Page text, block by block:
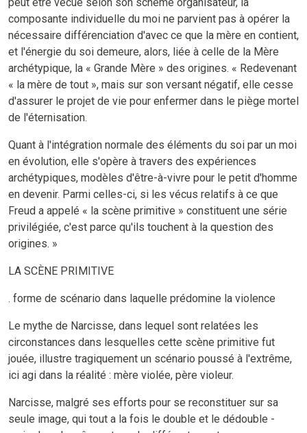
composante individuelle du moi ne parvient pas à opérer la
nécessaire différenciation d'avec ce que la mère en contient,
et l'énergie du soi demeure, alors, liée à celle de la Mère
archétypique, la « Grande Mère » des origines. « Redevenant
« la mère de tout », mais sur son versant négatif, elle cesse
d'assurer le projet de vie pour enfermer dans le piège mortel
de l'éternisation.
Quant à l'intégration normale des éléments du soi par un moi
en évolution, elle s'opère à travers des expériences
archétypiques, modèles d'être-à-vivre pour le petit d'homme
en devenir. Parmi celles-ci, si les vécus relatifs à ce que
Freud a appelé « la scène primitive » constituent une série
privilégiée, c'est parce qu'ils touchent à la question des
origines. »
LA SCÈNE PRIMITIVE
. forme de scénario dans laquelle prédomine la violence
Le mythe de Narcisse, dans lequel sont relatées les
circonstances dans lesquelles cette scène primitive fut
jouée, illustre tragiquement un scénario poussé à l'extrême,
ici agi dans la réalité : mère violée, père violeur.
Narcisse, malgré ses efforts pour se reconstituer sur sa
seule image, qui tout a la fois le double et le dédouble -